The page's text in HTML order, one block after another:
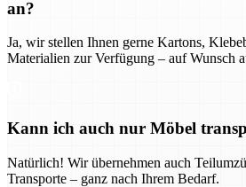
an?
Ja, wir stellen Ihnen gerne Kartons,
Materialien zur Verfügung – auf Wunsch
Kann ich auch nur Möbel
Natürlich! Wir übernehmen auch
Transporte – ganz nach Ihrem Bedarf.